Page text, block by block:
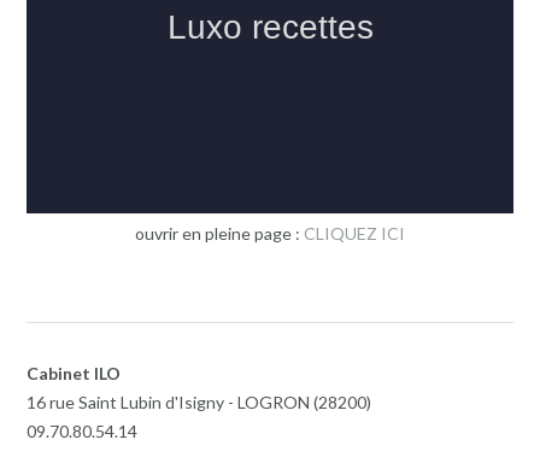
ouvrir en pleine page : CLIQUEZ ICI
Cabinet ILO
16 rue Saint Lubin d'Isigny - LOGRON (28200)
09.70.80.54.14